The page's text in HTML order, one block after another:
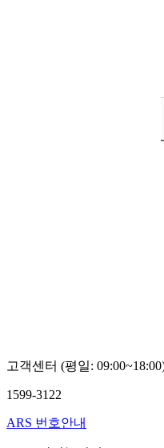
고객센터 (평일:
1599-3122
ARS 번호안내